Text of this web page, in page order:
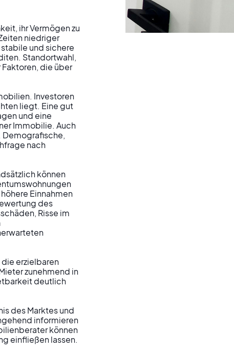
ihr Vermögen zu
niedriger
und sichere
Standortwahl,
die über
Investoren
liegt. Eine gut
und eine
Immobilie. Auch
Demografische,
nach
können
Einnahmen
des
Risse im
erzielbaren
zunehmend in
deutlich
des Marktes und
informieren
können
einfließen lassen.